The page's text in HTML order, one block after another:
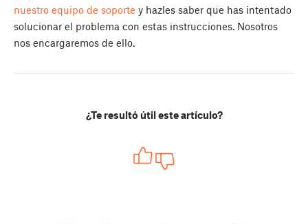
nuestro equipo de soporte y hazles saber que has intentado
solucionar el problema con estas instrucciones. Nosotros
nos encargaremos de ello.
¿Te resultó útil este artículo?